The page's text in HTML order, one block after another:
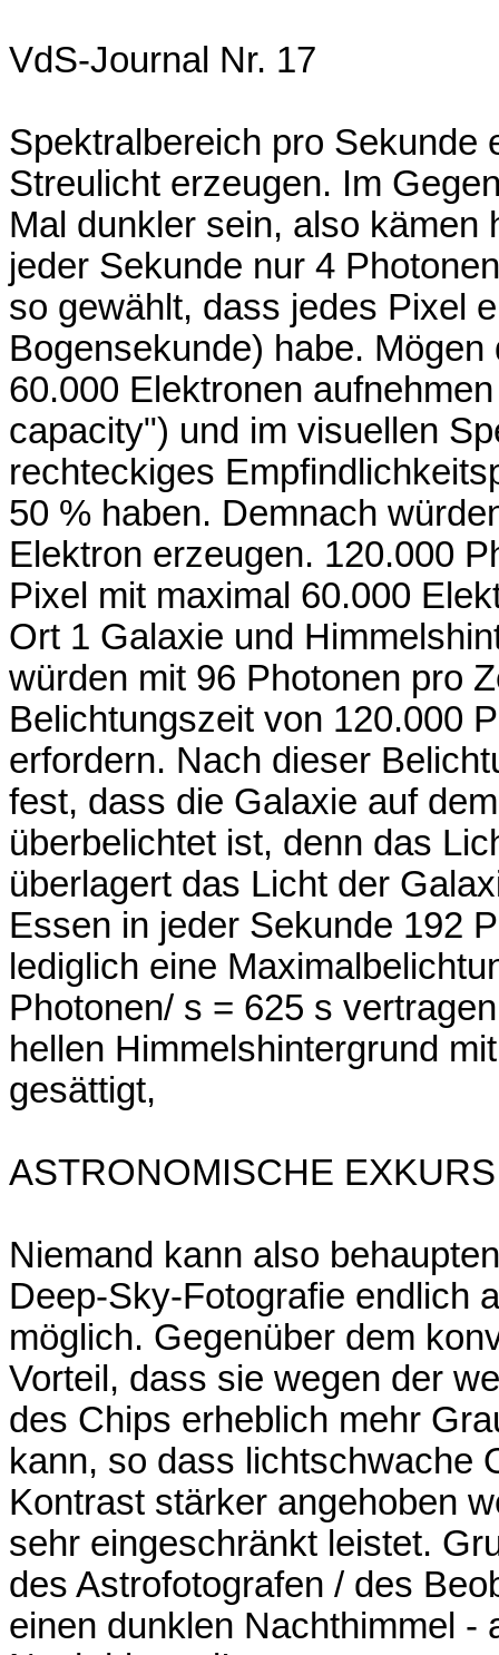
VdS-Journal Nr. 17
Spektralbereich pro Sekunde
Streulicht erzeugen. Im
Mal dunkler sein, also kämen
jeder Sekunde nur 4
so gewählt, dass jedes Pixel
Bogensekunde) habe.
60.000 Elektronen
capacity") und im visuellen
rechteckiges
50 % haben. Demnach
Elektron erzeugen. 120.000
Pixel mit maximal 60.000
Ort 1 Galaxie und
würden mit 96 Photonen pro
Belichtungszeit von 120.000
erfordern. Nach dieser
fest, dass die Galaxie auf
überbelichtet ist, denn das
überlagert das Licht der
Essen in jeder Sekunde 192
lediglich eine
Photonen/ s = 625 s
hellen Himmelshintergrund
gesättigt,
ASTRONOMISCHE
Niemand kann also
Deep-Sky-Fotografie endlich
möglich. Gegenüber dem
Vorteil, dass sie wegen der
des Chips erheblich mehr
kann, so dass lichtschwache
Kontrast stärker angehoben
sehr eingeschränkt leistet.
des Astrofotografen / des
einen dunklen Nachthimmel -